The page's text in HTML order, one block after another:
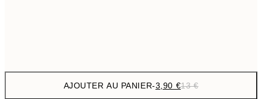
AJOUTER AU PANIER-3,90 €13 €